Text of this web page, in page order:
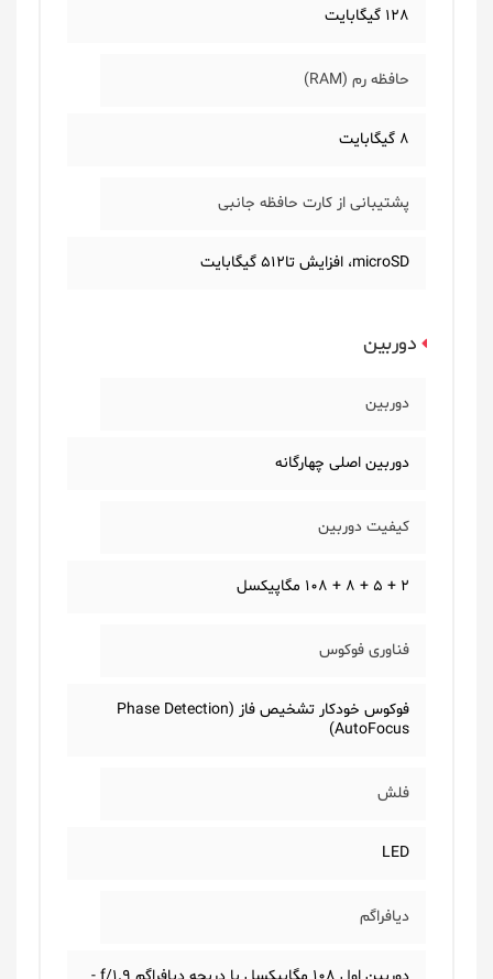
128 گیگابایت
حافظه رم (RAM)
8 گیگابایت
پشتیبانی از کارت حافظه جانبی
microSD، افزایش تا512 گیگابایت
دوربین
دوربین
دوربین اصلی چهارگانه
کیفیت دوربین
2 + 5 + 8 + 108 مگاپیکسل
فناوری فوکوس
فوکوس خودکار تشخیص فاز (Phase Detection
AutoFocus)
فلش
LED
دیافراگم